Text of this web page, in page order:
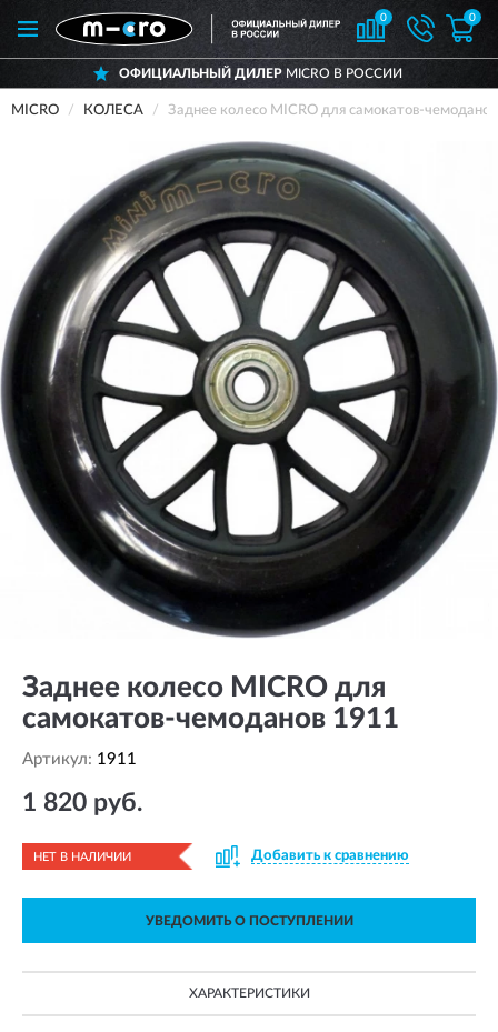
0 0
ОФИЦИАЛЬНЫЙ ДИЛЕР MICRO В РОССИИ
MICRO КОЛЕСА Заднее колесо MICRO для самокатов-чемоданов
Заднее колесо MICRO для
самокатов-чемоданов 1911
Артикул: 1911
1 820 руб.
НЕТ В НАЛИЧИИ Добавить к сравнению
УВЕДОМИТЬ О ПОСТУПЛЕНИИ
ХАРАКТЕРИСТИКИ